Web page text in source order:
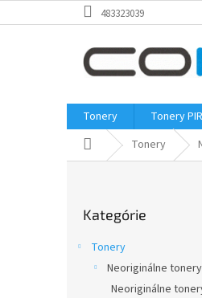
na
483323039
Tonery Tonery
Domov Tonery
kategórie
Kategórie
Tonery
Neoriginálne tonery
Neoriginálne